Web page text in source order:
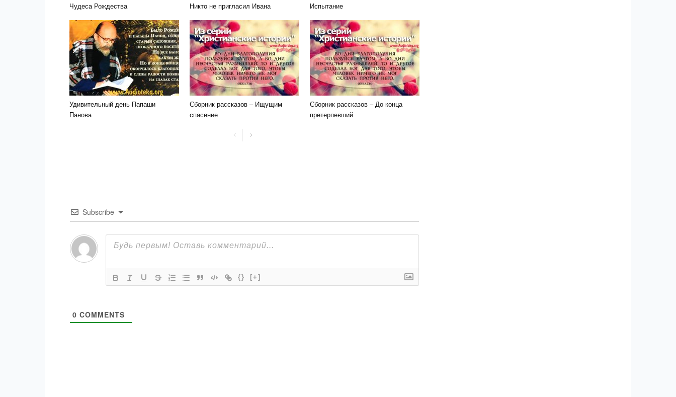
Чудеса Рождества Никто не пригласил Ивана Испытание
Удивительный день Папаши
Панова
Сборник рассказов – Ищущим
спасение
Сборник рассказов – До конца
претерпевший
Subscribe
{} [+]
0 COMMENTS